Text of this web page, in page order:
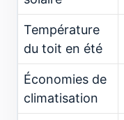
Température
du toit en été
Économies de
climatisation